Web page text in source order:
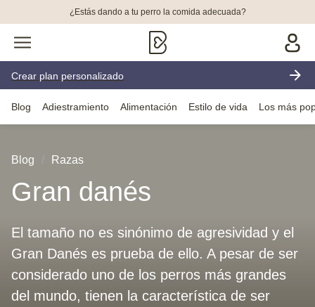
¿Estás dando a tu perro la comida adecuada?
Crear plan personalizado
Blog Adiestramiento Alimentación Estilo de vida Los más
Blog Razas
Gran danés
El tamaño no es sinónimo de agresividad y el
Gran Danés es prueba de ello. A pesar de ser
considerado uno de los perros más grandes
del mundo, tienen la característica de ser